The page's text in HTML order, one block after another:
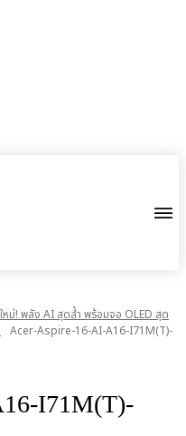
ม่! พลัง AI สุดล้ำ พร้อมจอ OLED สุด
Acer-Aspire-16-AI-A16-I71M(T)-
I71M(T)-